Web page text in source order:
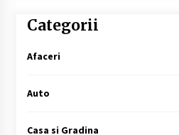
Categorii
Afaceri
Auto
Casa si Gradina